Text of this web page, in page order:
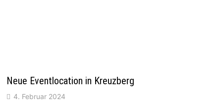
Neue Eventlocation in Kreuzberg
4. Februar 2024